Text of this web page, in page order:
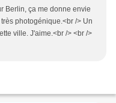
Berlin, ça me donne envie
photogénique.<br /> Un
ville. J'aime.<br /> <br />